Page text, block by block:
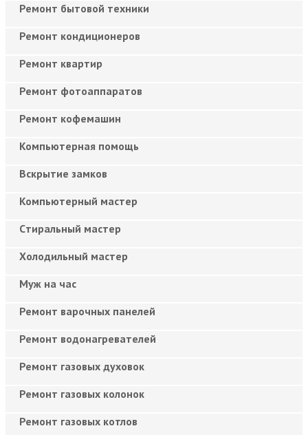
Ремонт бытовой техники
Ремонт кондиционеров
Ремонт квартир
Ремонт фотоаппаратов
Ремонт кофемашин
Компьютерная помощь
Вскрытие замков
Компьютерный мастер
Cтиральный мастер
Холодильный мастер
Муж на час
Ремонт варочных панелей
Ремонт водонагревателей
Ремонт газовых духовок
Ремонт газовых колонок
Ремонт газовых котлов